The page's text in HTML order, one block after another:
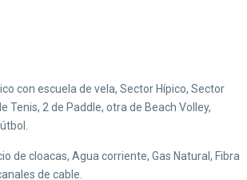
con escuela de vela, Sector Hípico, Sector
Tenis, 2 de Paddle, otra de Beach Volley,
de cloacas, Agua corriente, Gas Natural, Fibra
de cable.